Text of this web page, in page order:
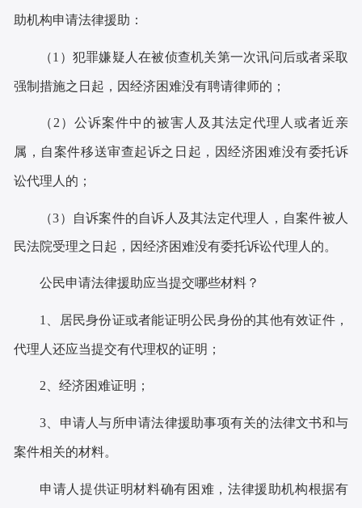
助机构申请法律援助：
（1 ）犯罪嫌疑人在被侦查机关第一次讯问后或者采取
强制措施之日起，因经济困难没有聘请律师的；
（ 2 ）公诉案件中的被害人及其法定代理人或者近亲
属，自案件移送审查起诉之日起，因经济困难没有委托诉
讼代理人的；
（3）自诉案件的自诉人及其法定代理人，自案件被人
民法院受理之日起，因经济困难没有委托诉讼代理人的。
公民申请法律援助应当提交哪些材料？
1 、居民身份证或者能证明公民身份的其他有效证件，
代理人还应当提交有代理权的证明 ；
2 、经济困难证明 ；
3 、申请人与所申请法律援助事项有关的法律文书和与
案件相关的材料。
申请人提供证明材料确有困难，法律援助机构根据有